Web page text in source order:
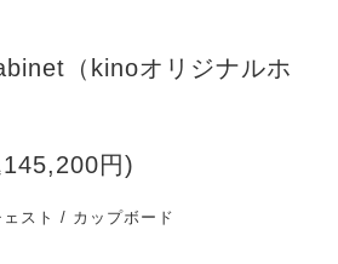
（kinoオリジナルホ
円)
スト / カップボード